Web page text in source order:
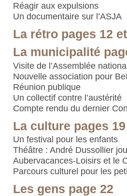
Réagir aux expulsions
Un documentaire sur l’ASJA
La rétro pages 12
La municipalité
Visite de l’Assemblée
Nouvelle association pour
Réunion publique
Un collectif contre l’austérité
Compte rendu du dernier
La culture pages
Un festival pour les enfants
Théâtre : André Dussollier
Aubervacances-Loisirs et le
Parcours culturel pour les
Les gens page 22